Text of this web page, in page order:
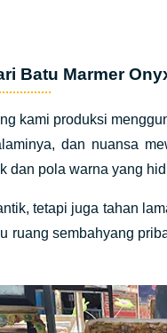
Batu Marmer
kami produksi
dan nuansa
dan pola warna yang
tetapi juga tahan
ruang sembahyang